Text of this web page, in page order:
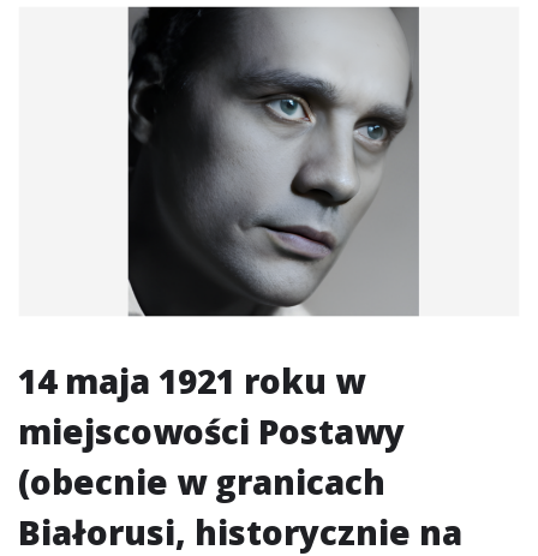
14 maja 1921 roku w
miejscowości Postawy
(obecnie w granicach
Białorusi, historycznie na